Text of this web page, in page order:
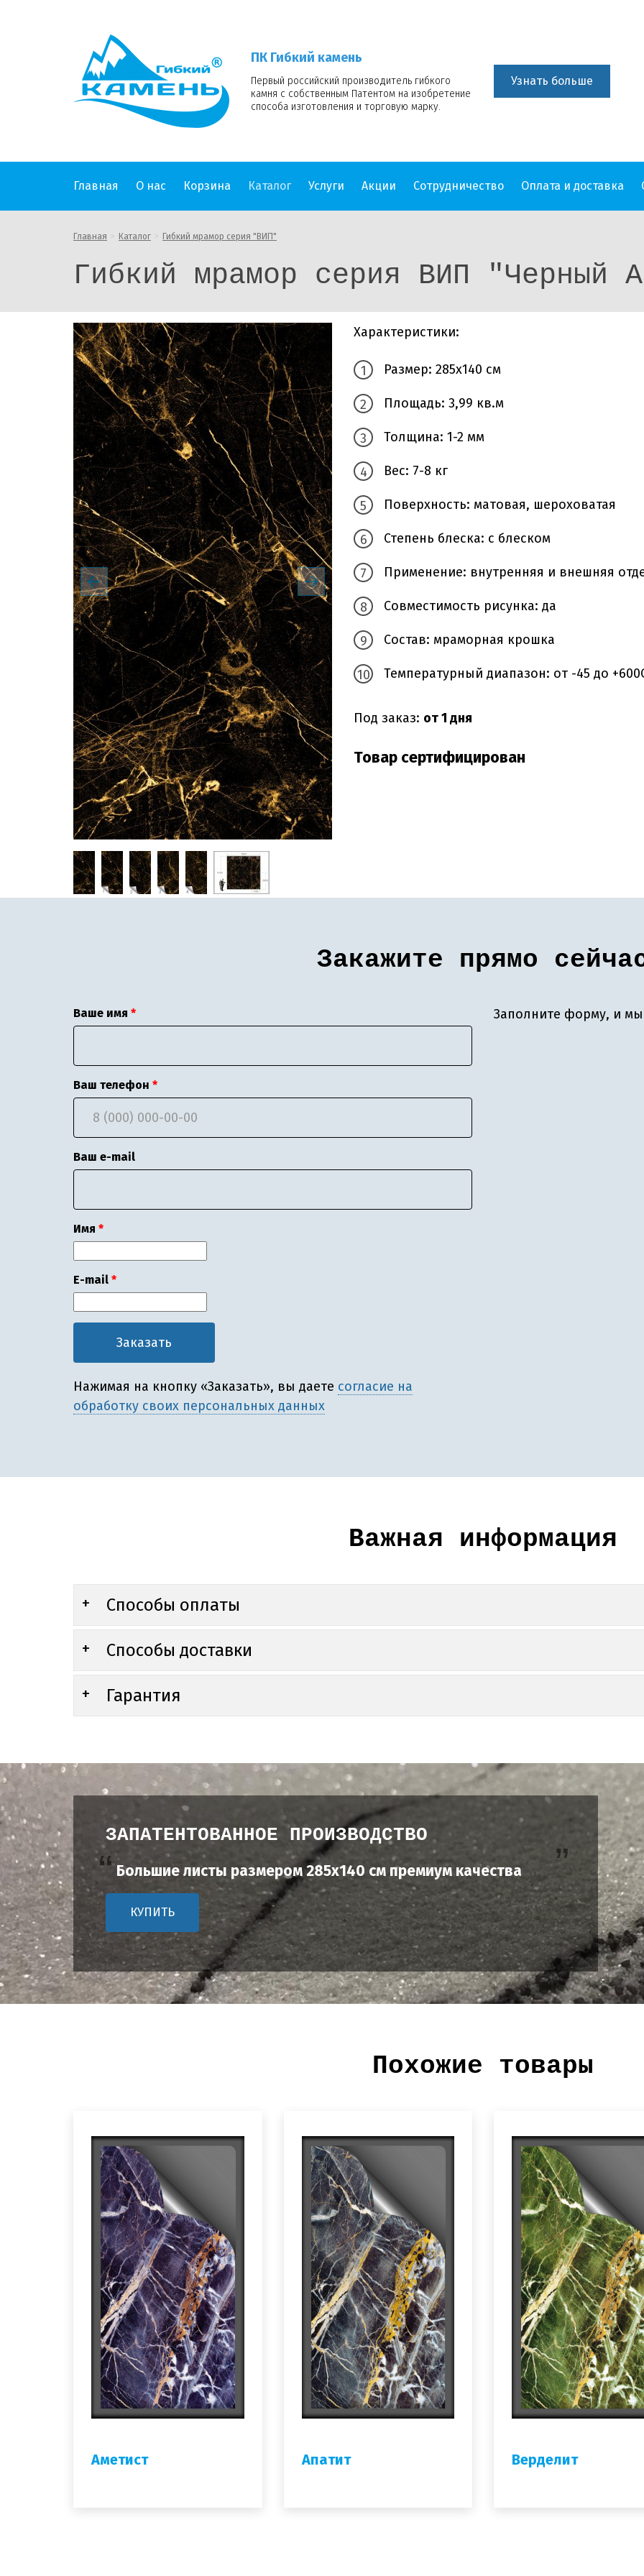
камень
ПК Гибкий камень
Первый российский производитель гибкого
камня с собственным Патентом на изобретение
способа изготовления и торговую марку.
Узнать больше
Главная О нас Корзина Каталог Услуги Акции Сотрудничество Оплата и доставка
Главная Каталог Гибкий мрамор серия "ВИП"
Гибкий мрамор серия ВИП "Черный
Характеристики:
Размер: 285х140 см
Площадь: 3,99 кв.м
Толщина: 1-2 мм
Вес: 7-8 кг
Поверхность: матовая, шероховатая
Степень блеска: с блеском
Применение: внутренняя и внешняя
Совместимость рисунка: да
Состав: мраморная крошка
Температурный диапазон: от -45 до
Под заказ: от 1 дня
Товар сертифицирован
Закажите прямо
Заполните форму, и
Ваше имя
Ваш телефон
Ваш e-mail
Имя
E-mail
Нажимая на кнопку «Заказать», вы даете согласие на
обработку своих персональных данных
Важная информация
Способы оплаты
Способы доставки
Гарантия
ЗАПАТЕНТОВАННОЕ ПРОИЗВОДСТВО
Большие листы размером 285х140 см премиум качества
КУПИТЬ
Похожие товары
Аметист Апатит Верделит